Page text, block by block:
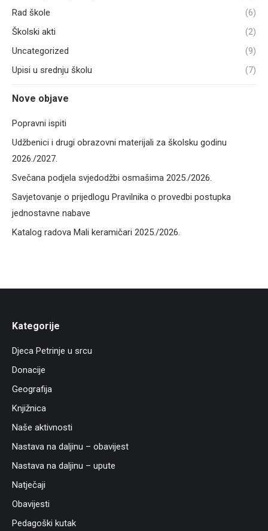
Rad škole
(6)
Školski akti
(2)
Uncategorized
(9)
Upisi u srednju školu
(7)
Nove objave
Popravni ispiti
Udžbenici i drugi obrazovni materijali za školsku godinu
2026./2027.
Svečana podjela svjedodžbi osmašima 2025./2026.
Savjetovanje o prijedlogu Pravilnika o provedbi postupka
jednostavne nabave
Katalog radova Mali keramičari 2025./2026.
Kategorije
Djeca Petrinje u srcu
Donacije
Geografija
Knjižnica
Naše aktivnosti
Nastava na daljinu – obavijest
Nastava na daljinu – upute
Natječaji
Obavijesti
Pedagoški kutak